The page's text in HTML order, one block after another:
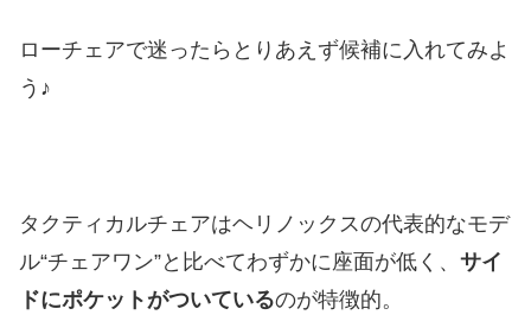
ローチェアで迷ったらとりあえず候補に入れてみよ
う♪
タクティカルチェアはヘリノックスの代表的なモデ
ル“チェアワン”と比べてわずかに座面が低く、 サイ
ドにポケットがついているのが特徴的。